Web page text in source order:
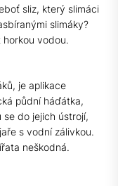
sliz, který slimáci
slimáky?
vodou.
je aplikace
půdní háďátka,
do jejich ústrojí,
s vodní zálivkou.
neškodná.